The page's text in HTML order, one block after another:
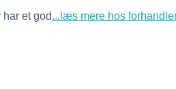
et god...læs mere hos